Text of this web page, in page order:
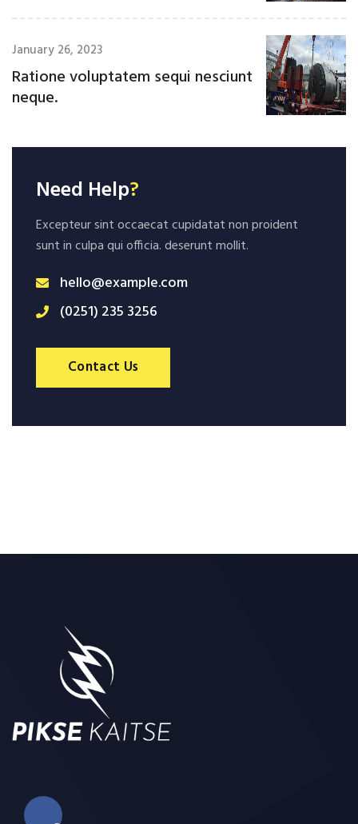
January 26, 2023
Ratione voluptatem sequi nesciunt
neque.
Need Help?
Excepteur sint occaecat cupidatat non proident
sunt in culpa qui officia. deserunt mollit.
hello@example.com
(0251) 235 3256
Contact Us